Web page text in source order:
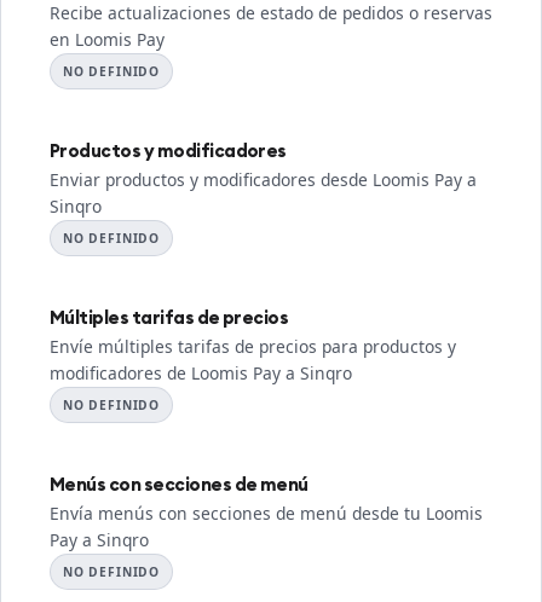
Recibe actualizaciones de estado de pedidos o reservas
en Loomis Pay
NO DEFINIDO
Productos y modificadores
Enviar productos y modificadores desde Loomis Pay a
Sinqro
NO DEFINIDO
Múltiples tarifas de precios
Envíe múltiples tarifas de precios para productos y
modificadores de Loomis Pay a Sinqro
NO DEFINIDO
Menús con secciones de menú
Envía menús con secciones de menú desde tu Loomis
Pay a Sinqro
NO DEFINIDO